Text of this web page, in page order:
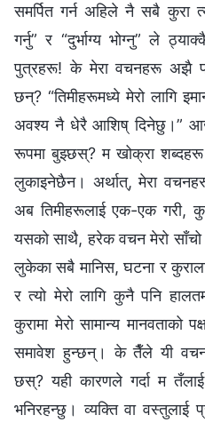
समर्पित गर्न अहिले नै सबै कुरा
गर्नु” र “दुर्भाग्य भोग्‍नु” ले
पुत्रहरू! के मेरा वचनहरू अझै
छन्? “तिमीहरूमध्ये मेरो लागि
अवश्य नै धेरै आशिष्‌ दिनेछु।”
रूपमा बुझ्छस्? म खोक्रा
लुकाइनेछैन। अर्थात्, मेरा
अब तिमीहरूलाई एक-एक गरी,
यसको साथै, हरेक वचन मेरो
लुकेका सबै मानिस, घटना र
र त्यो मेरो लागि कुनै पनि
कुरामा मेरो सामान्य मानवताको
समावेश हुन्छन्। के तैँले यी
छस्? यही कारणले गर्दा म
भनिरहन्छु। व्यक्ति वा वस्तुलाई